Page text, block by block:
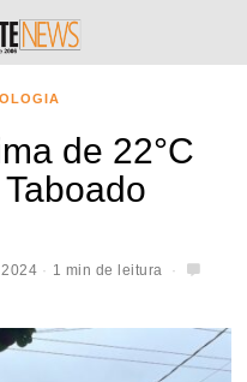
de 22°C
1 min de leitura